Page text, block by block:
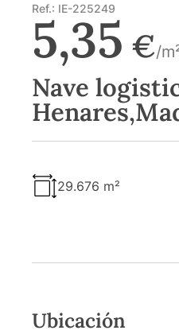
Ref.: IE-225249
5,35 €/
Nave
29.676 m²
Ubicación